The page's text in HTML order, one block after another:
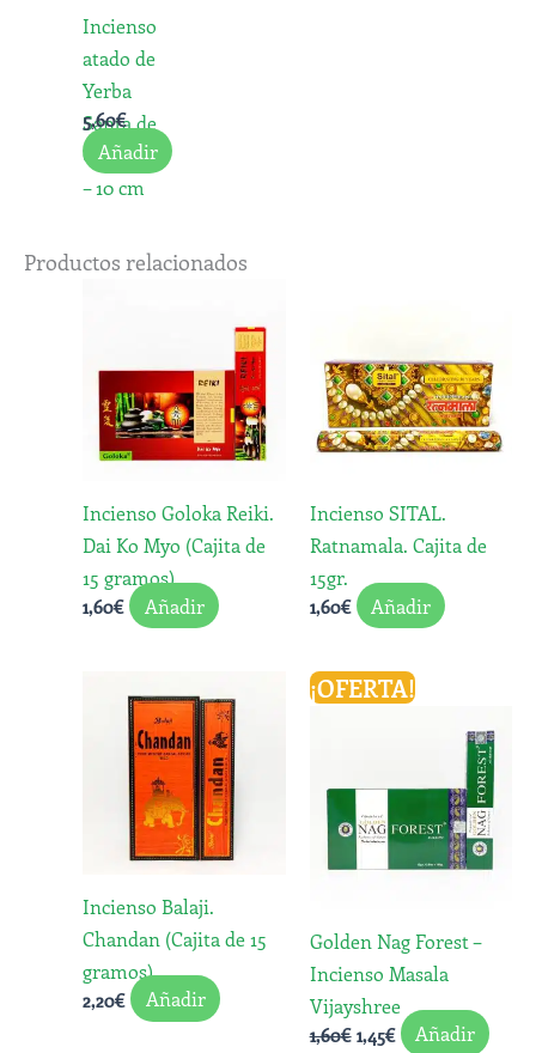
Incienso
atado de
Yerba
Santa de
California
– 10 cm
5,60€
Añadir
Productos relacionados
Incienso Goloka Reiki.
Dai Ko Myo (Cajita de
15 gramos)
1,60€ Añadir
Incienso SITAL.
Ratnamala. Cajita de
15gr.
1,60€ Añadir
Incienso Balaji.
Chandan (Cajita de 15
gramos)
2,20€ Añadir
¡OFERTA!
Golden Nag Forest –
Incienso Masala
Vijayshree
1,60€
El
precio
1,45€
El
precio
Añadir